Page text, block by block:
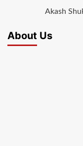
Akash
About Us